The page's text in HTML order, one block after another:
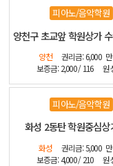
피아노/음악학원
양천 권리금: 6,000
보증금: 2,000 / 116
원
피아노/음악학원
화성 2동탄 학원중심상
화성 권리금: 5,000
보증금: 4,000 / 210
원